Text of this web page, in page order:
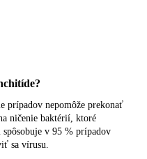
prípadov nepomôže prekonať
ničenie baktérií, ktoré
v 95 % prípadov
sa vírusu.